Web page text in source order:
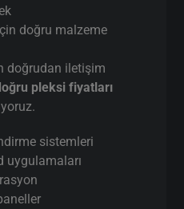
doğru malzeme
doğrudan iletişim
pleksi fiyatları
sistemleri
uygulamaları